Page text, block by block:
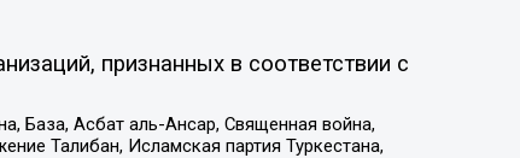
признанных в соответствии с
База, Асбат аль-Ансар, Священная война,
Талибан, Исламская партия Туркестана,